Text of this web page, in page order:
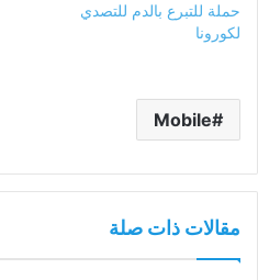
حملة للتبرع بالدم للتصدي
لكورونا
Mobile
مقالات ذات صلة